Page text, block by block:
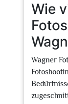
Wie
Wagner